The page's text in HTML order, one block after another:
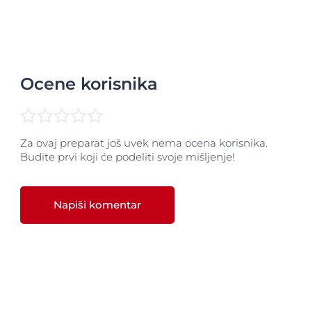
Ocene korisnika
Za ovaj preparat još uvek nema ocena korisnika.
Budite prvi koji će podeliti svoje mišljenje!
Napiši komentar